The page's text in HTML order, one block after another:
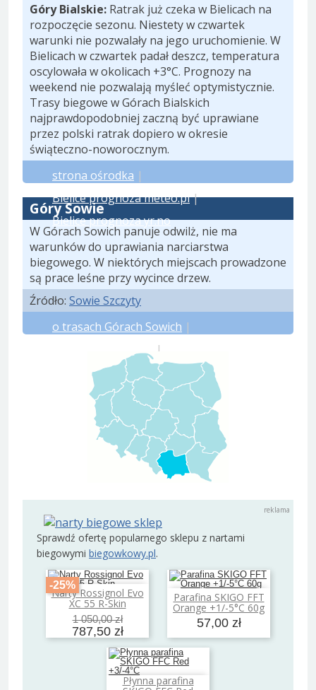
Góry Bialskie: Ratrak już czeka w Bielicach na
rozpoczęcie sezonu. Niestety w czwartek
warunki nie pozwalały na jego uruchomienie. W
Bielicach w czwartek padał deszcz, temperatura
oscylowała w okolicach +3°C. Prognozy na
weekend nie pozwalają myśleć optymistycznie.
Trasy biegowe w Górach Bialskich
najprawdopodobniej zaczną być uprawiane
przez polski ratrak dopiero w okresie
świąteczno-noworocznym.
strona ośrodka |
Bielice prognoza meteo.pl|
Bielice prognoza yr.no
Góry Sowie
W Górach Sowich panuje odwilż, nie ma
warunków do uprawiania narciarstwa
biegowego. W niektórych miejscach prowadzone
są prace leśne przy wycince drzew.
Źródło: Sowie Szczyty
o trasach Górach Sowich |
prognoza meteo.pl
|
Sprawdź ofertę popularnego sklepu z nartami
biegowymi biegowkowy.pl.
-25%
Narty Rossignol Evo
XC 55 R-Skin
1 050,00 zł
787,50 zł
Dodaj do koszyka Parafina SKIGO FFT
Orange +1/-5°C 60g
57,00 zł
Dodaj do koszyka
Płynna parafina
Dodaj do koszyka